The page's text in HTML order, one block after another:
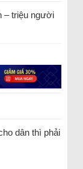
– triệu người
dân thì phải